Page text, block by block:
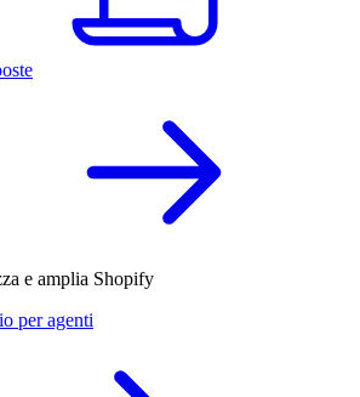
e amplia Shopify
per agenti